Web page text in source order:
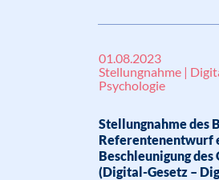
01.08.2023
Stellungnahme |
Psychologie
Stellungnahme des
Referentenentwurf
Beschleunigung des
(Digital-Gesetz –